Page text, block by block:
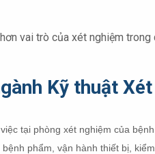
vai trò của xét nghiệm
Kỹ thuật
tại phòng xét nghiệm của
phẩm, vận hành thiết bị,